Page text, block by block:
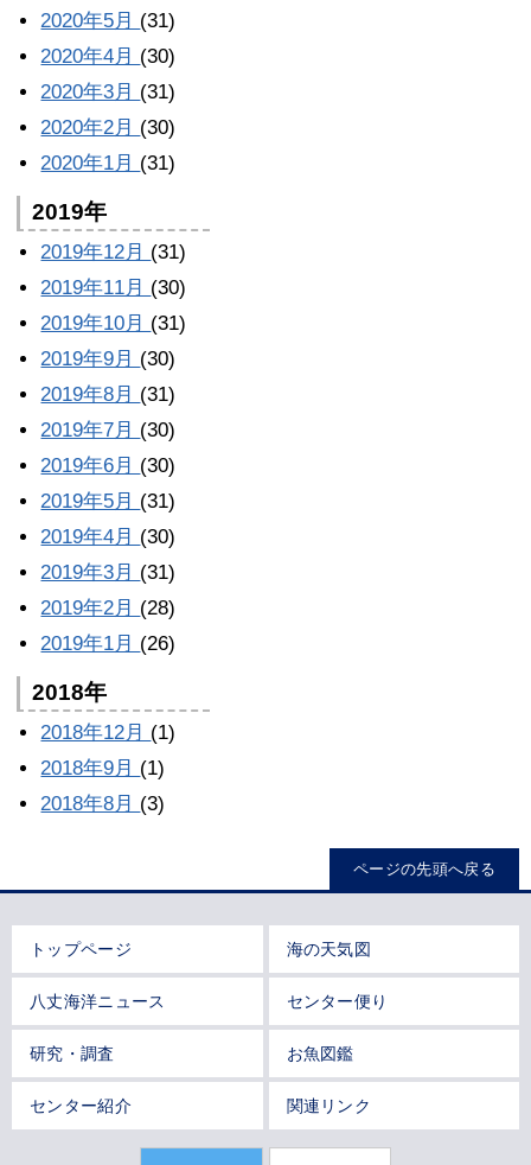
2020年5月 (31)
2020年4月 (30)
2020年3月 (31)
2020年2月 (30)
2020年1月 (31)
2019年
2019年12月 (31)
2019年11月 (30)
2019年10月 (31)
2019年9月 (30)
2019年8月 (31)
2019年7月 (30)
2019年6月 (30)
2019年5月 (31)
2019年4月 (30)
2019年3月 (31)
2019年2月 (28)
2019年1月 (26)
2018年
2018年12月 (1)
2018年9月 (1)
2018年8月 (3)
ページの先頭へ戻る
トップページ 海の天気図
八丈海洋ニュース センター便り
研究・調査 お魚図鑑
センター紹介 関連リンク